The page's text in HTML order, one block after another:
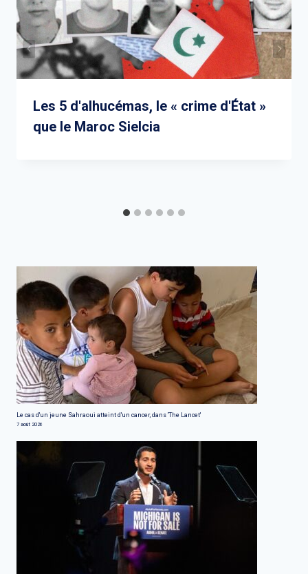
Les 5 d'alhucémas, le « crime d'État »
que le Maroc Sielcia
Le cas d'un jeune Sahraoui atteint d'un cancer, dans 'The Lancet'
7 août 2026